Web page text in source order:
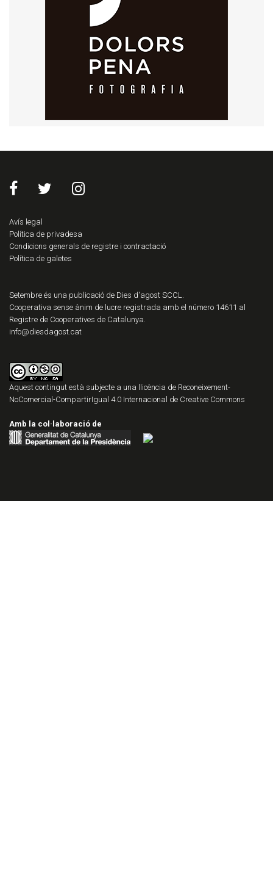
Avís legal
Política de privadesa
Condicions generals de registre i contractació
Política de galetes
Setembre és una publicació de Dies d'agost SCCL.
Cooperativa sense ànim de lucre registrada amb el número 14611 al
Registre de Cooperatives de Catalunya.
info@diesdagost.cat
Aquest contingut està subjecte a una llicència de Reconeixement-
NoComercial-CompartirIgual 4.0 Internacional de Creative Commons
Amb la col·laboració de